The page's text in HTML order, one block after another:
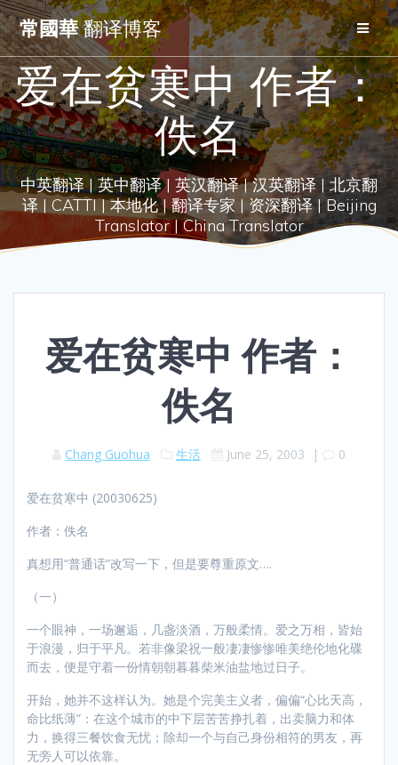
Skip
to
content
常國華翻译博客
爱在贫寒中 作者：
佚名
中英翻译 | 英中翻译 | 英汉翻译 | 汉英翻译 | 北京翻
译 | CATTI | 本地化 | 翻译专家 | 资深翻译 | Beijing
Translator | China Translator
爱在贫寒中 作者：
佚名
Chang Guohua 生活 June 25, 2003 | 0
爱在贫寒中 (20030625)
作者：佚名
真想用“普通话”改写一下，但是要尊重原文….
（一）
一个眼神，一场邂逅，几盏淡酒，万般柔情。爱之万相，皆始
于浪漫，归于平凡。若非像梁祝一般凄凄惨惨唯美绝伦地化碟
而去，便是守着一份情朝朝暮暮柴米油盐地过日子。
开始，她并不这样认为。她是个完美主义者，偏偏“心比天高，
命比纸薄”：在这个城市的中下层苦苦挣扎着，出卖脑力和体
力，换得三餐饮食无忧；除却一个与自己身份相符的男友，再
无旁人可以依靠。